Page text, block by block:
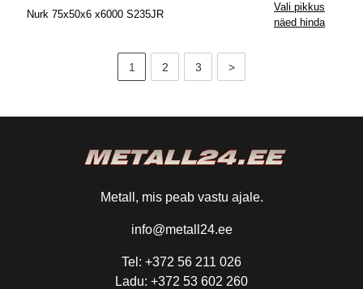
Nurk 75x50x6 x6000 S235JR
Vali pikkus
näed hinda
1 2 3 >
Metall, mis peab vastu ajale.
info@metall24.ee
Tel: +372 56 211 026
Ladu: +372 53 602 260